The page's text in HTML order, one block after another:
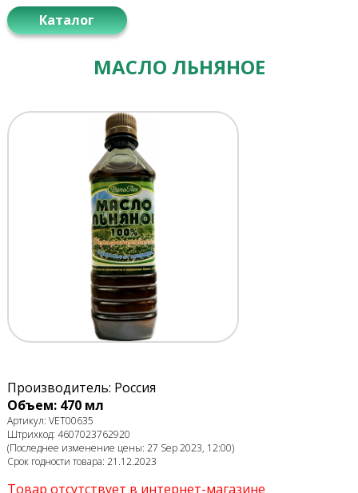
Каталог
МАСЛО ЛЬНЯНОЕ
Производитель: Россия
Объем: 470 мл
Артикул: VET00635
Штрихкод: 4607023762920
(Последнее изменение цены: 27 Sep 2023, 12:00)
Срок годности товара: 21.12.2023
Товар отсутствует в интернет-магазине